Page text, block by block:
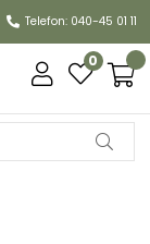
Telefon: 040-45 01 11
0